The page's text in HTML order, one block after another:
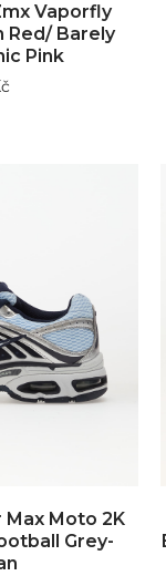
Vaporfly
Red/ Barely
Pink
Max Moto 2K
Grey-